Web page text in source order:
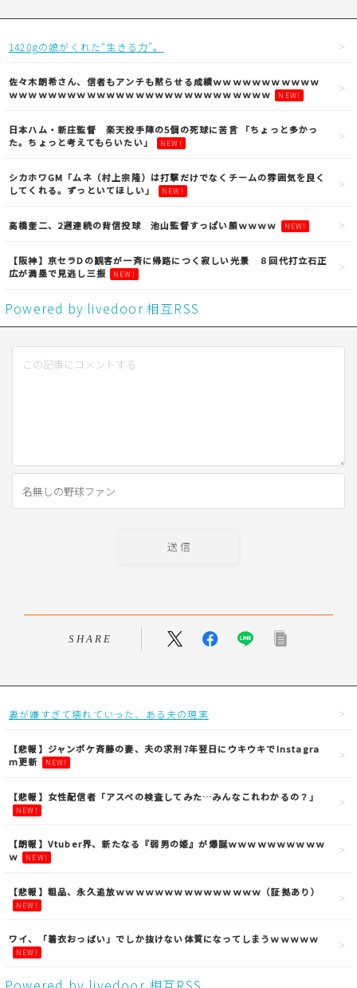
1420gの娘がくれた“生きる力”。
佐々木朗希さん、信者もアンチも黙らせる成績ｗｗｗｗｗｗｗｗｗｗｗ
ｗｗｗｗｗｗｗｗｗｗｗｗｗｗｗｗｗｗｗｗｗｗｗｗｗｗｗ
NEW!
日本ハム・新庄監督 楽天投手陣の5個の死球に苦言 「ちょっと多かっ
た。ちょっと考えてもらいたい」
NEW!
シカホワGM「ムネ（村上宗隆）は打撃だけでなくチームの雰囲気を良く
してくれる。ずっといてほしい」
NEW!
高橋奎二、2週連続の背信投球 池山監督すっぱい顔ｗｗｗｗ NEW!
【阪神】京セラDの観客が一斉に帰路につく寂しい光景 ８回代打立石正
広が満塁で見逃し三振
NEW!
Powered by livedoor 相互RSS
SHARE
妻が嫌すぎて壊れていった、ある夫の現実
【悲報】ジャンポケ斉藤の妻、夫の求刑7年翌日にウキウキでInstagra
m更新
NEW!
【悲報】女性配信者「アスペの検査してみた…みんなこれわかるの？」
NEW!
【朗報】Vtuber界、新たなる『弱男の姫』が爆誕ｗｗｗｗｗｗｗｗｗｗ
ｗ
NEW!
【悲報】粗品、永久追放ｗｗｗｗｗｗｗｗｗｗｗｗｗｗｗ（証拠あり）
NEW!
ワイ、「着衣おっばい」でしか抜けない体質になってしまうｗｗｗｗｗ
NEW!